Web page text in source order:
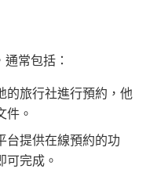
常包括：
的旅行社進行預約，他
件。
台提供在線預約的功
可完成。